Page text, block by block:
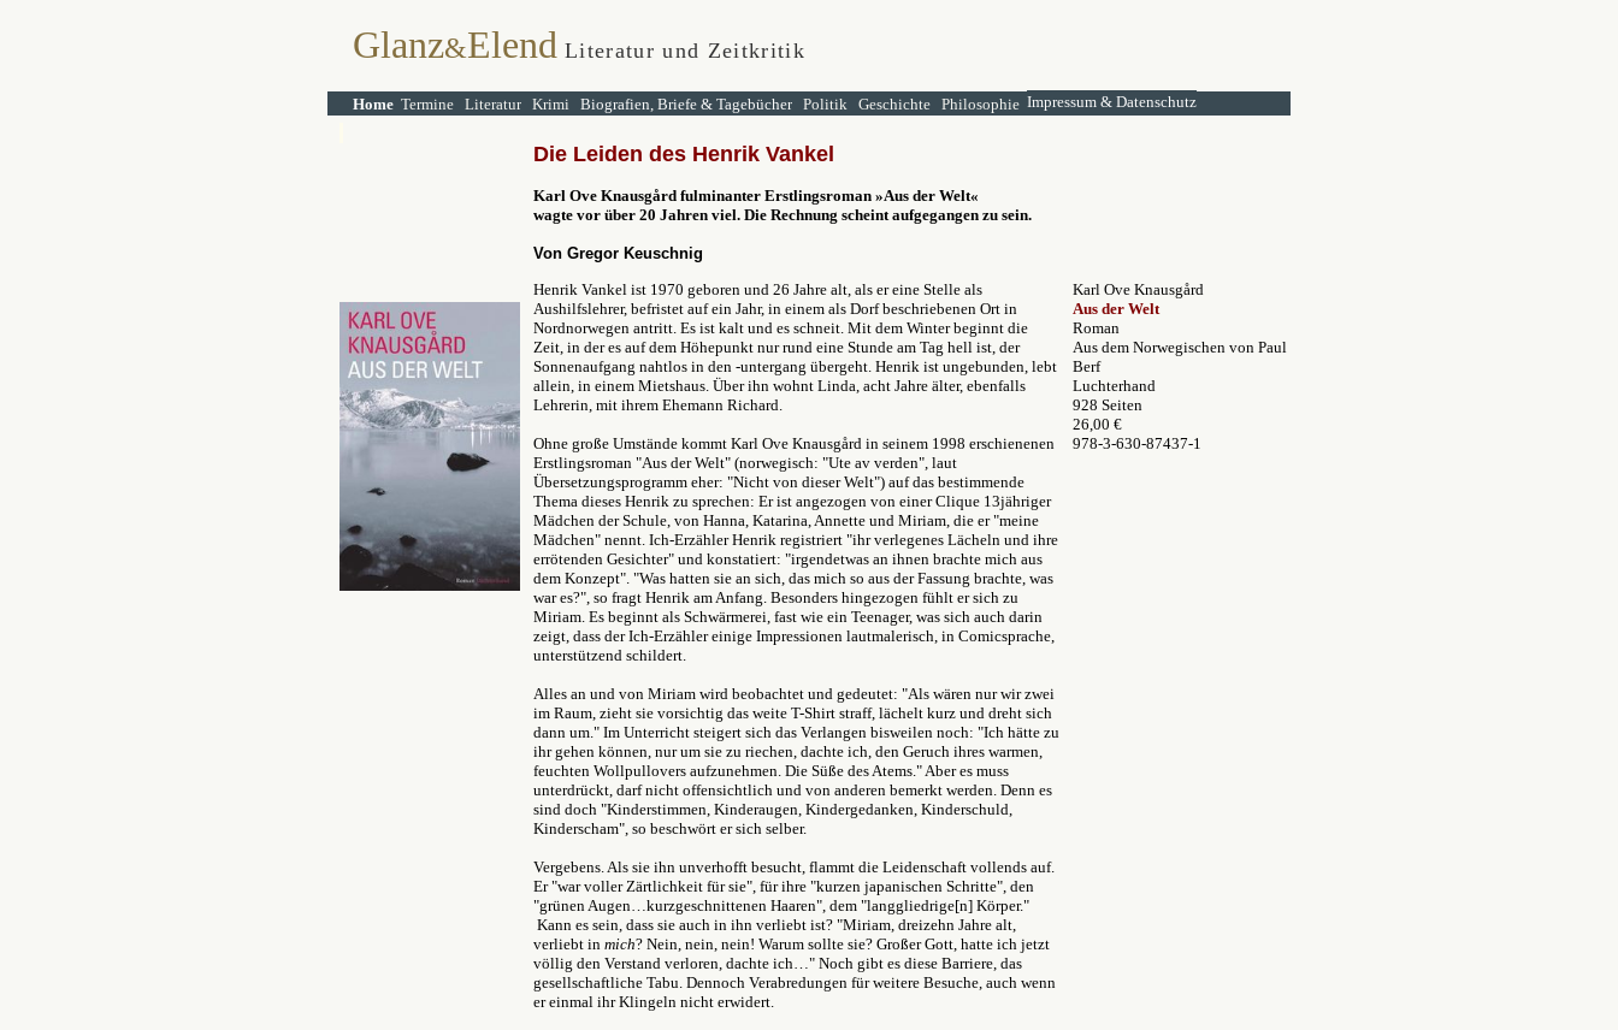
Glanz&Elend Literatur und Zeitkritik
Home Termine Literatur Krimi Biografien, Briefe & Tagebücher Politik Geschichte Philosophie Impressum & Datenschutz
Die Leiden des Henrik Vankel
Karl Ove Knausgård fulminanter Erstlingsroman »Aus der Welt«
wagte vor über 20 Jahren viel. Die Rechnung scheint aufgegangen zu sein.
Von Gregor Keuschnig
Henrik Vankel ist 1970 geboren und 26 Jahre alt, als er eine Stelle als
Aushilfslehrer, befristet auf ein Jahr, in einem als Dorf beschriebenen Ort in
Nordnorwegen antritt. Es ist kalt und es schneit. Mit dem Winter beginnt die
Zeit, in der es auf dem Höhepunkt nur rund eine Stunde am Tag hell ist, der
Sonnenaufgang nahtlos in den -untergang übergeht. Henrik ist ungebunden, lebt
allein, in einem Mietshaus. Über ihn wohnt Linda, acht Jahre älter, ebenfalls
Lehrerin, mit ihrem Ehemann Richard.
Ohne große Umstände kommt Karl Ove Knausgård in seinem 1998 erschienenen
Erstlingsroman "Aus der Welt" (norwegisch: "Ute av verden", laut
Übersetzungsprogramm eher: "Nicht von dieser Welt") auf das bestimmende
Thema dieses Henrik zu sprechen: Er ist angezogen von einer Clique 13jähriger
Mädchen der Schule, von Hanna, Katarina, Annette und Miriam, die er "meine
Mädchen" nennt. Ich-Erzähler Henrik registriert "ihr verlegenes Lächeln und ihre
errötenden Gesichter" und konstatiert: "irgendetwas an ihnen brachte mich aus
dem Konzept". "Was hatten sie an sich, das mich so aus der Fassung brachte, was
war es?", so fragt Henrik am Anfang. Besonders hingezogen fühlt er sich zu
Miriam. Es beginnt als Schwärmerei, fast wie ein Teenager, was sich auch darin
zeigt, dass der Ich-Erzähler einige Impressionen lautmalerisch, in Comicsprache,
unterstützend schildert.
Alles an und von Miriam wird beobachtet und gedeutet: "Als wären nur wir zwei
im Raum, zieht sie vorsichtig das weite T-Shirt straff, lächelt kurz und dreht sich
dann um." Im Unterricht steigert sich das Verlangen bisweilen noch: "Ich hätte zu
ihr gehen können, nur um sie zu riechen, dachte ich, den Geruch ihres warmen,
feuchten Wollpullovers aufzunehmen. Die Süße des Atems." Aber es muss
unterdrückt, darf nicht offensichtlich und von anderen bemerkt werden. Denn es
sind doch "Kinderstimmen, Kinderaugen, Kindergedanken, Kinderschuld,
Kinderscham", so beschwört er sich selber.
Vergebens. Als sie ihn unverhofft besucht, flammt die Leidenschaft vollends auf.
Er "war voller Zärtlichkeit für sie", für ihre "kurzen japanischen Schritte", den
"grünen Augen…kurzgeschnittenen Haaren", dem "langgliedrige[n] Körper."
Kann es sein, dass sie auch in ihn verliebt ist? "Miriam, dreizehn Jahre alt,
verliebt in mich? Nein, nein, nein! Warum sollte sie? Großer Gott, hatte ich jetzt
völlig den Verstand verloren, dachte ich…" Noch gibt es diese Barriere, das
gesellschaftliche Tabu. Dennoch Verabredungen für weitere Besuche, auch wenn
er einmal ihr Klingeln nicht erwidert.
Karl Ove Knausgård
Aus der Welt
Roman
Aus dem Norwegischen von Paul
Berf
Luchterhand
928 Seiten
26,00 €
978-3-630-87437-1